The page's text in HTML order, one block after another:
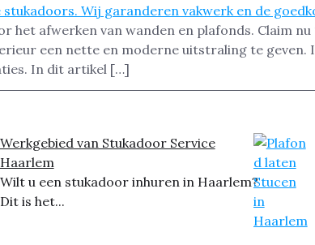
het afwerken van wanden en plafonds. Claim
een nette en moderne uitstraling te geven.
In dit artikel […]
Werkgebied van Stukadoor Service
Haarlem
Wilt u een stukadoor inhuren in Haarlem?
Dit is het...